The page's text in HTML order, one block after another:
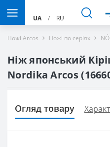
UA / RU
Ножі Arcos Ножі по серіях
Ніж японський
Nordika Arcos
Огляд товару